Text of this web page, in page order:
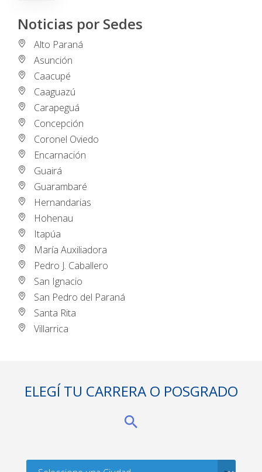
Noticias por Sedes
Alto Paraná
Asunción
Caacupé
Caaguazú
Carapeguá
Concepción
Coronel Oviedo
Encarnación
Guairá
Guarambaré
Hernandarias
Hohenau
Itapúa
María Auxiliadora
Pedro J. Caballero
San Ignacio
San Pedro del Paraná
Santa Rita
Villarrica
ELEGÍ TU CARRERA O POSGRADO